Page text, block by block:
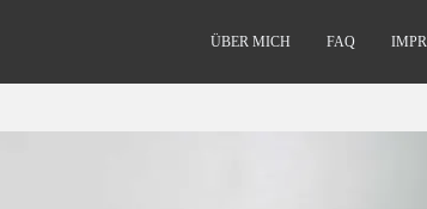
ÜBER MICH FAQ